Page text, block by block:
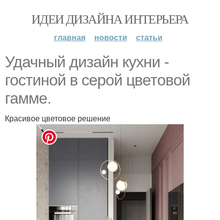
ИДЕИ ДИЗАЙНА ИНТЕРЬЕРА
главная новости статьи
Удачный дизайн кухни -
гостиной в серой цветовой
гамме.
Красивое цветовое решение